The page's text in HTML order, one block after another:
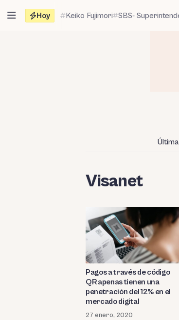
contenido
Hoy Keiko Fujimori SBS-
Visanet
Pagos a través de código
QR apenas tienen una
penetración del 12% en el
mercado digital
27 enero, 2020